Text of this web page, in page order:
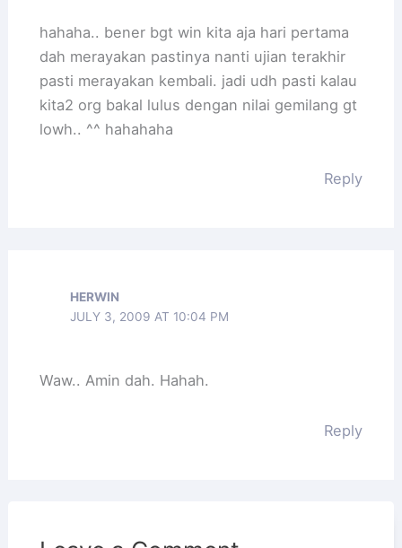
hahaha.. bener bgt win kita aja hari pertama
dah merayakan pastinya nanti ujian terakhir
pasti merayakan kembali. jadi udh pasti kalau
kita2 org bakal lulus dengan nilai gemilang gt
lowh.. ^^ hahahaha
Reply
HERWIN
JULY 3, 2009 AT 10:04 PM
Waw.. Amin dah. Hahah.
Reply